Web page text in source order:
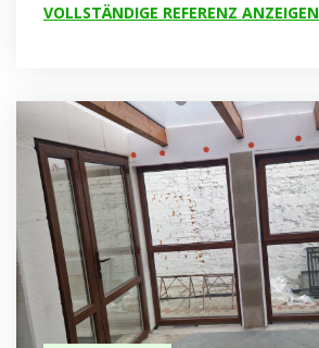
VOLLSTÄNDIGE REFERENZ ANZEIGEN